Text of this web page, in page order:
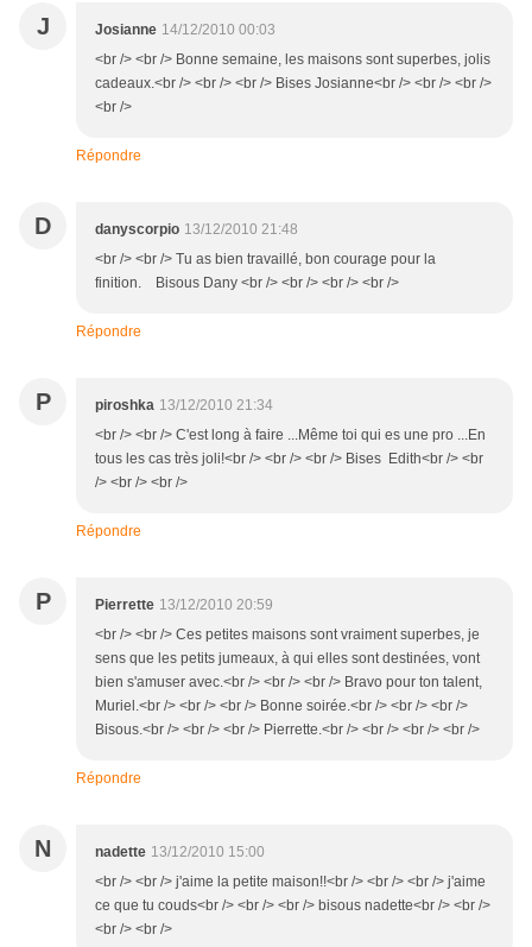
J Josianne 14/12/2010 00:03
<br /> <br /> Bonne semaine, les maisons sont superbes, jolis
cadeaux.<br /> <br /> <br /> Bises Josianne<br /> <br /> <br />
<br />
Répondre
D danyscorpio 13/12/2010 21:48
<br /> <br /> Tu as bien travaillé, bon courage pour la
finition. Bisous Dany <br /> <br /> <br /> <br />
Répondre
P piroshka 13/12/2010 21:34
<br /> <br /> C'est long à faire ...Même toi qui es une pro ...En
tous les cas très joli!<br /> <br /> <br /> Bises Edith<br /> <br
/> <br /> <br />
Répondre
P Pierrette 13/12/2010 20:59
<br /> <br /> Ces petites maisons sont vraiment superbes, je
sens que les petits jumeaux, à qui elles sont destinées, vont
bien s'amuser avec.<br /> <br /> <br /> Bravo pour ton talent,
Muriel.<br /> <br /> <br /> Bonne soirée.<br /> <br /> <br />
Bisous.<br /> <br /> <br /> Pierrette.<br /> <br /> <br /> <br />
Répondre
N nadette 13/12/2010 15:00
<br /> <br /> j'aime la petite maison!!<br /> <br /> <br /> j'aime
ce que tu couds<br /> <br /> <br /> bisous nadette<br /> <br />
<br /> <br />